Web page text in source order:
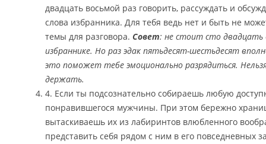
двадцать восьмой раз говорить, рассуждать и
слова избранника. Для тебя ведь нет и быть не
темы для разговора. Совет: не стоит сто двадцать
избраннике. Но раз эдак пятьдесят-шестьдесят
это поможет тебе эмоционально разрядиться.
держать.
4. Если ты подсознательно собираешь любую
понравившегося мужчины. При этом бережно
вытаскиваешь их из лабиринтов влюбленного
представить себя рядом с ним в его повседневных